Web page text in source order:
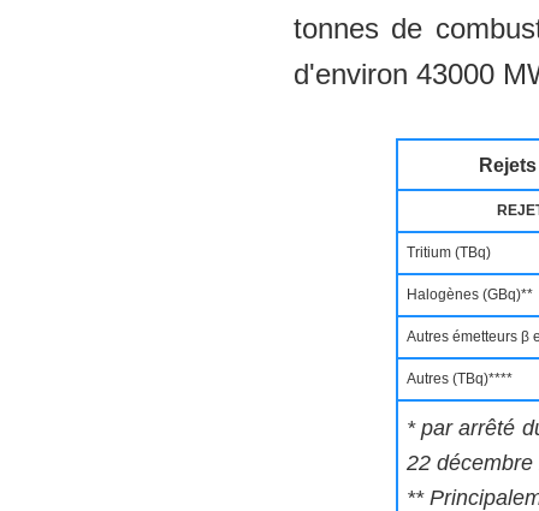
tonnes de
d'environ 43000
Tritium (TBq)
Halogènes (GBq)**
Autres émetteurs β
Autres (TBq)****
* par arrêté
22 décembre
**